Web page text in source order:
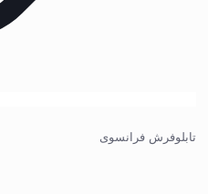
تابلوفرش فرانسوی